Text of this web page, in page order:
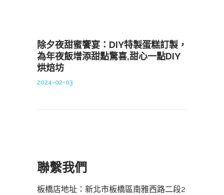
除夕夜甜蜜饗宴：DIY特製蛋糕訂製，
為年夜飯增添甜點驚喜,甜心一點DIY
烘焙坊
2024-02-03
聯繫我們
板橋店地址：新北市板橋區南雅西路二段2